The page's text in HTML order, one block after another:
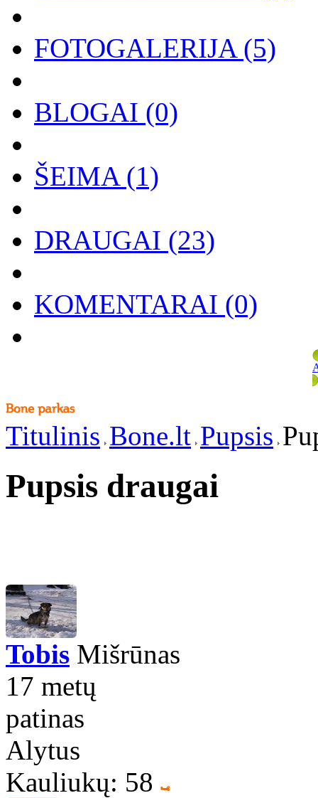
FOTOGALERIJA(5)
BLOGAI (0)
ŠEIMA(1)
DRAUGAI (23)
KOMENTARAI (0)
Titulinis Bone.lt Pupsis
Pupsis draugai
Tobis Mišrūnas
17 metų
patinas
Alytus
Kauliukų: 58